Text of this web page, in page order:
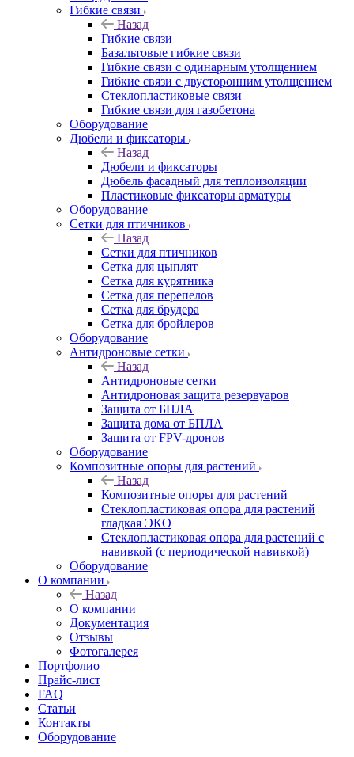
Гибкие связи
Назад
Гибкие связи
Базальтовые гибкие связи
Гибкие связи с одинарным утолщением
Гибкие связи с двусторонним утолщением
Стеклопластиковые связи
Гибкие связи для газобетона
Оборудование
Дюбели и фиксаторы
Назад
Дюбели и фиксаторы
Дюбель фасадный для теплоизоляции
Пластиковые фиксаторы арматуры
Оборудование
Сетки для птичников
Назад
Сетки для птичников
Сетка для цыплят
Сетка для курятника
Сетка для перепелов
Сетка для брудера
Сетка для бройлеров
Оборудование
Антидроновые сетки
Назад
Антидроновые сетки
Антидроновая защита резервуаров
Защита от БПЛА
Защита дома от БПЛА
Защита от FPV-дронов
Оборудование
Композитные опоры для растений
Назад
Композитные опоры для растений
Стеклопластиковая опора для растений
гладкая ЭКО
Стеклопластиковая опора для растений с
навивкой (с периодической навивкой)
Оборудование
О компании
Назад
О компании
Документация
Отзывы
Фотогалерея
Портфолио
Прайс-лист
FAQ
Статьи
Контакты
Оборудование